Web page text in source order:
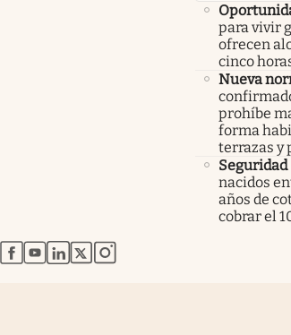
para vivir
ofrecen
cinco
Nueva
prohíbe
forma
terrazas y
Seguridad
nacidos
años de
cobrar el
abre en nueva pestaña
abre en nueva pestaña
abre en nueva pestaña
abre en nueva pestaña
abre en nueva pestaña